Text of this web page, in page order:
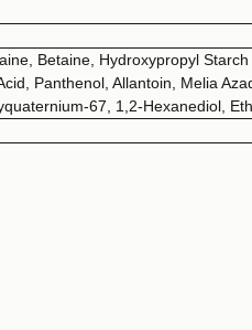
Betaine, Hydroxypropyl
Panthenol, Allantoin, Melia
67, 1,2-Hexanediol,